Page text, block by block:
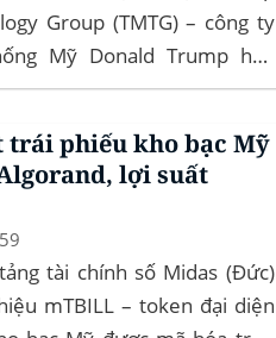
Group (TMTG) – công ty
Mỹ Donald Trump hậu
thức đệ trình hồ sơ lên Ủy
Giao dịch Mỹ (SEC) để xin
Bitcoin...
trái phiếu kho bạc Mỹ
lợi suất
tài chính số Midas (Đức)
mTBILL – token đại diện